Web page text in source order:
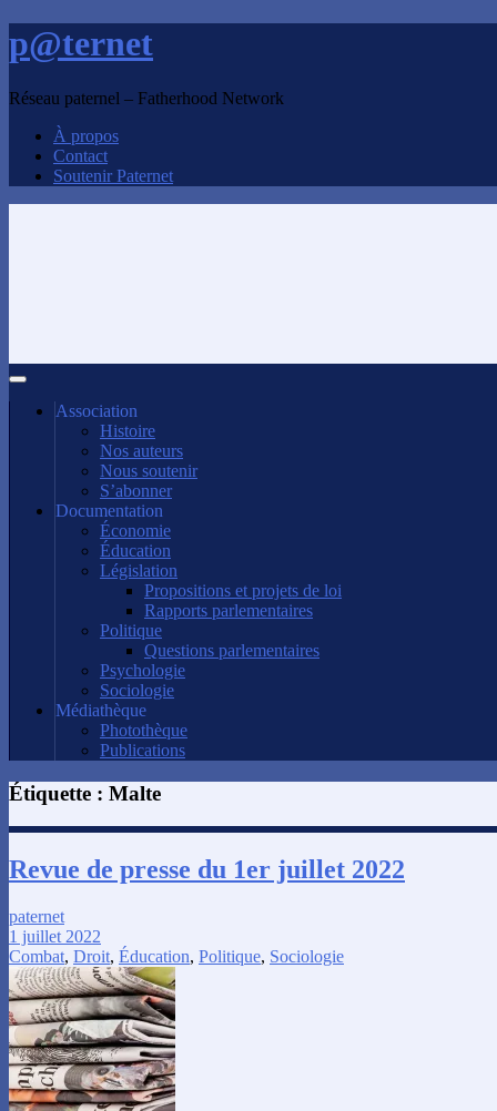
p@ternet
Réseau paternel – Fatherhood Network
À propos
Contact
Soutenir Paternet
Association
Histoire
Nos auteurs
Nous soutenir
S’abonner
Documentation
Économie
Éducation
Législation
Propositions et projets de loi
Rapports parlementaires
Politique
Questions parlementaires
Psychologie
Sociologie
Médiathèque
Photothèque
Publications
Étiquette : Malte
Revue de presse du 1er juillet 2022
paternet
1 juillet 2022
Combat, Droit, Éducation, Politique, Sociologie